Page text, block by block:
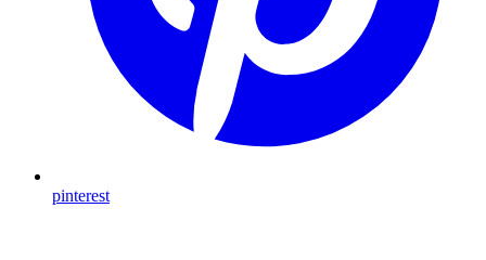
pinterest